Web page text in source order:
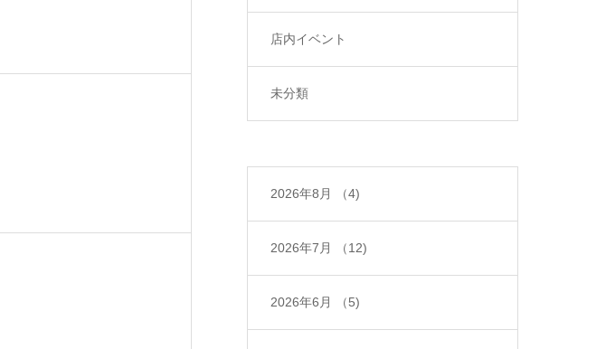
店内イベント
未分類
2026年8月 （4)
2026年7月 （12)
2026年6月 （5)